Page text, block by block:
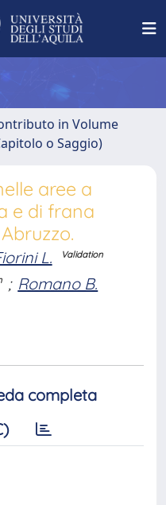
in Volume
o Saggio)
aree a
e di frana
L. Validation
; Romano B.
completa